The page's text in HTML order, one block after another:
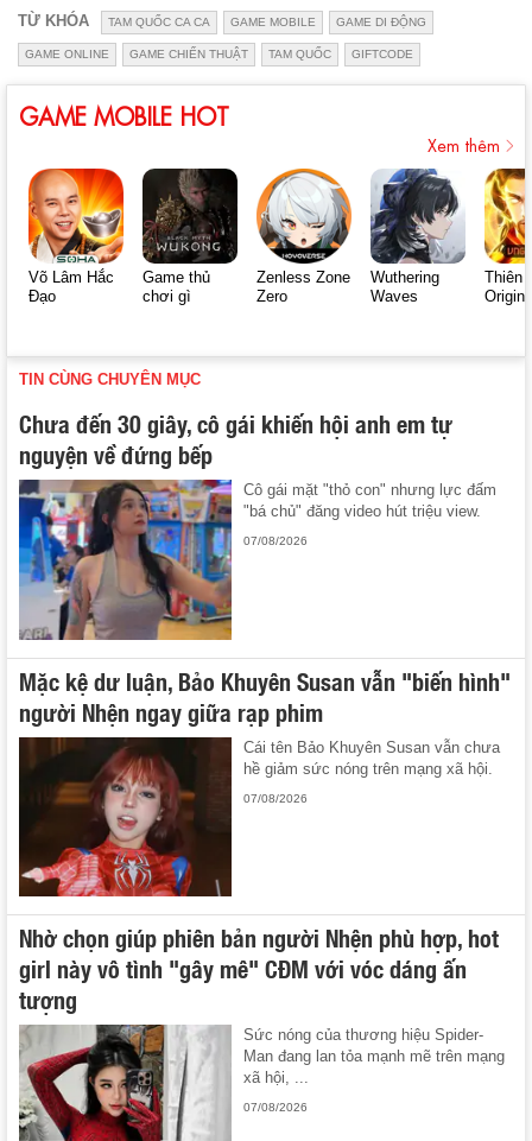
TỪ KHÓA TAM QUỐC CA CA GAME MOBILE GAME DI ĐỘNG
GAME ONLINE GAME CHIẾN THUẬT TAM QUỐC GIFTCODE
GAME MOBILE HOT
Xem thêm
Võ Lâm Hắc
Đạo
Game thủ
chơi gì
Zenless Zone
Zero
Wuthering
Waves
Thiên
Origin
TIN CÙNG CHUYÊN MỤC
Chưa đến 30 giây, cô gái khiến hội anh em tự
nguyện về đứng bếp
Cô gái mặt "thỏ con" nhưng lực đấm
"bá chủ" đăng video hút triệu view.
07/08/2026
Mặc kệ dư luận, Bảo Khuyên Susan vẫn "biến hình"
người Nhện ngay giữa rạp phim
Cái tên Bảo Khuyên Susan vẫn chưa
hề giảm sức nóng trên mạng xã hội.
07/08/2026
Nhờ chọn giúp phiên bản người Nhện phù hợp, hot
girl này vô tình "gây mê" CĐM với vóc dáng ấn
tượng
Sức nóng của thương hiệu Spider-
Man đang lan tỏa mạnh mẽ trên mạng
xã hội, ...
07/08/2026